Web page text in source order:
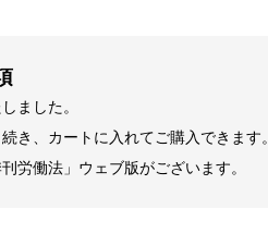
ました。
き、カートに入れてご購入できます。
労働法」ウェブ版がございます。